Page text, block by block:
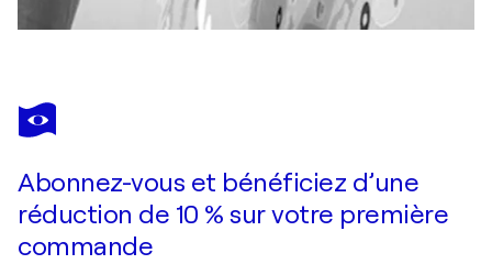
Abonnez-vous et bénéficiez d’une
réduction de 10 % sur votre première
commande